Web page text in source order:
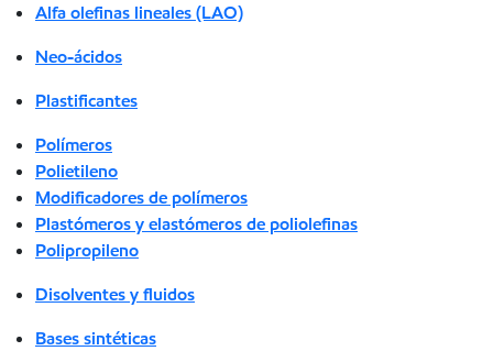
Alfa olefinas lineales (LAO)
Neo-ácidos
Plastificantes
Polímeros
Polietileno
Modificadores de polímeros
Plastómeros y elastómeros de poliolefinas
Polipropileno
Disolventes y fluidos
Bases sintéticas